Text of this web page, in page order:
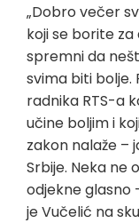
„Dobro večer
koji se borite
spremni da
svima biti bolje.
radnika RTS-a
učine boljim i
zakon nalaže –
Srbije. Neka ne
odjekne glasno
je Vučelić na